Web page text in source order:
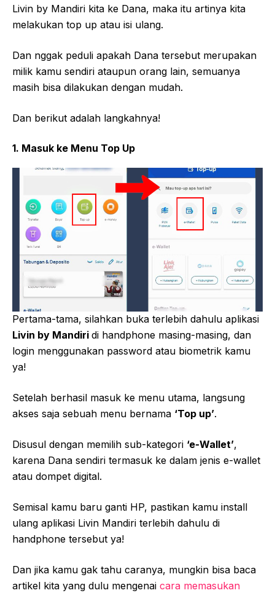
Livin by Mandiri kita ke Dana, maka itu artinya kita
melakukan top up atau isi ulang.
Dan nggak peduli apakah Dana tersebut merupakan
milik kamu sendiri ataupun orang lain, semuanya
masih bisa dilakukan dengan mudah.
Dan berikut adalah langkahnya!
1. Masuk ke Menu Top Up
Pertama-tama, silahkan buka terlebih dahulu aplikasi
Livin by Mandiri di handphone masing-masing, dan
login menggunakan password atau biometrik kamu
ya!
Setelah berhasil masuk ke menu utama, langsung
akses saja sebuah menu bernama ‘Top up’.
Disusul dengan memilih sub-kategori ‘e-Wallet’,
karena Dana sendiri termasuk ke dalam jenis e-wallet
atau dompet digital.
Semisal kamu baru ganti HP, pastikan kamu install
ulang aplikasi Livin Mandiri terlebih dahulu di
handphone tersebut ya!
Dan jika kamu gak tahu caranya, mungkin bisa baca
artikel kita yang dulu mengenai cara memasukan